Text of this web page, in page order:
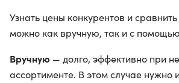
Узнать цены конкурентов и
можно как вручную, так и с
Вручную — долго, эффективно при
ассортименте. В этом случае нужно